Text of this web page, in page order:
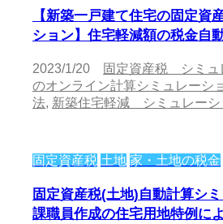
【新築一戸建て住宅の固定資
ション】住宅軽減額の税金自
2023/1/20 固定資産税 シミュ
のオンライン計算シミュレーシ
法, 新築住宅軽減 シミュレーシ
固定資産税 土地 家・土地の税金
固定資産税(土地)自動計算シ
課職員作成の住宅用地特例に